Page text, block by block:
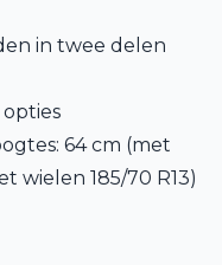
in twee delen
64 cm (met
wielen 185/70 R13)